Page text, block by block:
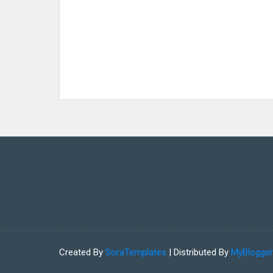
Created By SoraTemplates | Distributed By